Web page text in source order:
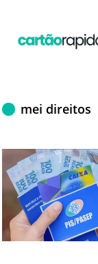
mei direitos